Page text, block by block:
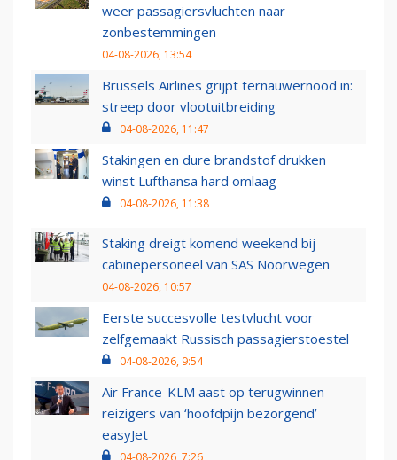
weer passagiersvluchten naar
zonbestemmingen
04-08-2026, 13:54
Brussels Airlines grijpt ternauwernood in:
streep door vlootuitbreiding
04-08-2026, 11:47
Stakingen en dure brandstof drukken
winst Lufthansa hard omlaag
04-08-2026, 11:38
Staking dreigt komend weekend bij
cabinepersoneel van SAS Noorwegen
04-08-2026, 10:57
Eerste succesvolle testvlucht voor
zelfgemaakt Russisch passagierstoestel
04-08-2026, 9:54
Air France-KLM aast op terugwinnen
reizigers van ‘hoofdpijn bezorgend’
easyJet
04-08-2026, 7:26